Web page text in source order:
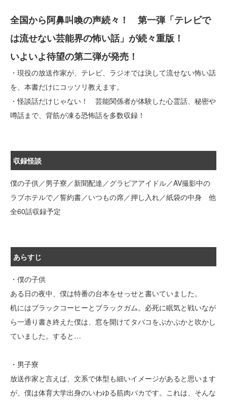
全国から阿鼻叫喚の声続々！ 第一弾「テレビで
は流せない芸能界の怖い話」が続々重版！
いよいよ待望の第二弾が発売！
・現役の放送作家が、テレビ、ラジオでは決して流せない怖い話
を、本書だけにコッソリ教えます。
・怪談話だけじゃない！ 芸能関係者が体験した心霊話、秘密や
噂話まで、背筋が凍る恐怖話を多数収録！
収録怪談
僕の子供／男子寮／新聞配達／グラビアアイドル／AV撮影中の
ラブホテルで／誓約書／いつもの席／押し入れ／紙袋の中身 他
全60話収録予定
あらすじ
・僕の子供
ある日の夜中、僕は特番の台本をせっせと書いていました。
机にはブラックコーヒーとブラックガム。必死に眠気と戦いなが
ら一通り書き終えた僕は、窓を開けてタバコをぷかぷかと吹かし
ていました。すると…
・男子寮
放送作家と言えば、文系で体型も細いイメージがあると思います
が、僕は体育大学出身のいわゆる筋肉バカです。これは、そんな